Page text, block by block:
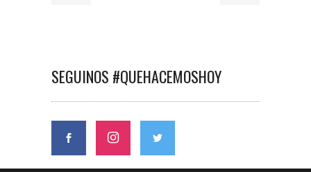
SEGUINOS #QUEHACEMOSHOY